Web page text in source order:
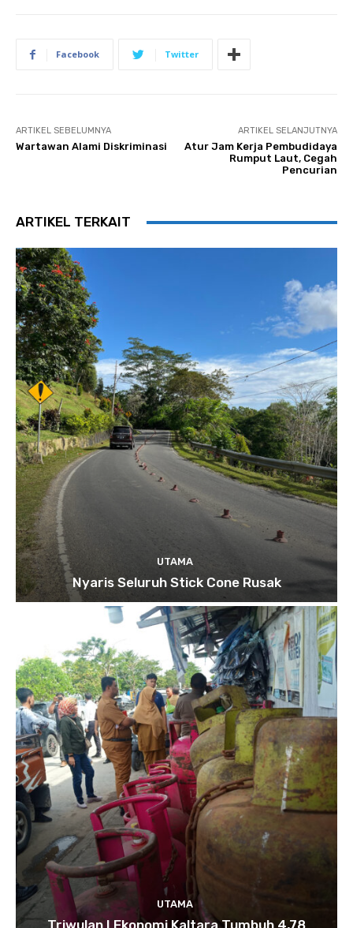
Facebook Twitter
ARTIKEL SEBELUMNYA
Wartawan Alami Diskriminasi
ARTIKEL SELANJUTNYA
Atur Jam Kerja Pembudidaya
Rumput Laut, Cegah
Pencurian
ARTIKEL TERKAIT
UTAMA
Nyaris Seluruh Stick Cone Rusak
UTAMA
Triwulan I Ekonomi Kaltara Tumbuh 4,78